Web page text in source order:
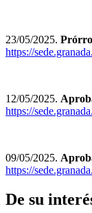
23/05/2025.
https://
12/05/2025.
https://
09/05/2025.
https://
De su